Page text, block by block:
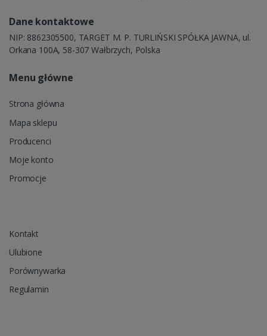
Dane kontaktowe
NIP: 8862305500, TARGET M. P. TURLIŃSKI SPÓŁKA JAWNA, ul.
Orkana 100A, 58-307 Wałbrzych, Polska
Menu główne
Strona główna
Mapa sklepu
Producenci
Moje konto
Promocje
Kontakt
Ulubione
Porównywarka
Regulamin